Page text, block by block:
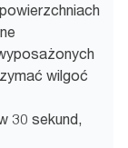
wilgoć
30 sekund,